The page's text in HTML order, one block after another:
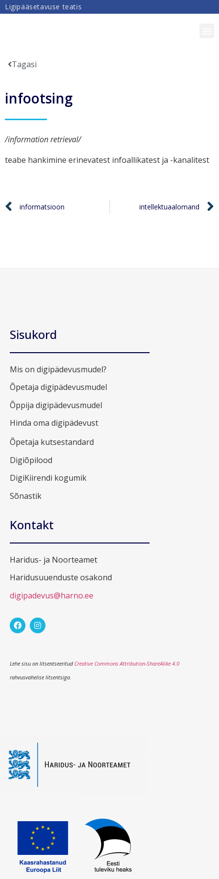
Ligipääsetavuse teatis
Tagasi
infootsing
/information retrieval/
teabe hankimine erinevatest infoallikatest ja -kanalitest
informatsioon intellektuaalomand
Sisukord
Mis on digipädevusmudel?
Õpetaja digipädevusmudel
Õppija digipädevusmudel
Hinda oma digipädevust
Õpetaja kutsestandard
Digiõpilood
DigiKiirendi kogumik
Sõnastik
Kontakt
Haridus- ja Noorteamet
Haridusuuenduste osakond
digipadevus@harno.ee
Lehe sisu on litsentseeritudCreative Commons Attribution-ShareAlike 4.0
rahvusvahelise litsentsiga.